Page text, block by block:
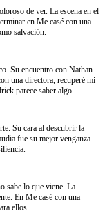
de ver. La escena en el
en Me casé con una
salvación.
Su encuentro con Nathan
una directora, recuperé mi
parece saber algo.
Su cara al descubrir la
fue su mejor venganza.
sabe lo que viene. La
En Me casé con una
ellos.